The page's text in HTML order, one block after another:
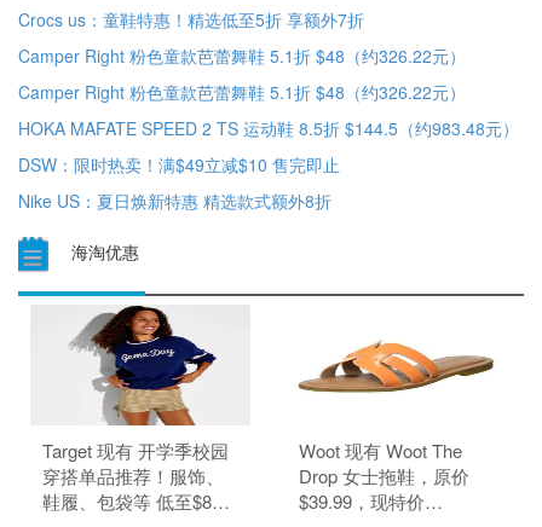
Crocs us：童鞋特惠！精选低至5折 享额外7折
Camper Right 粉色童款芭蕾舞鞋 5.1折 $48（约326.22元）
Camper Right 粉色童款芭蕾舞鞋 5.1折 $48（约326.22元）
HOKA MAFATE SPEED 2 TS 运动鞋 8.5折 $144.5（约983.48元）
DSW：限时热卖！满$49立减$10 售完即止
Nike US：夏日焕新特惠 精选款式额外8折
海淘优惠
Target 现有 开学季校园
穿搭单品推荐！服饰、
鞋履、包袋等 低至$8。
Woot 现有 Woot The
Drop 女士拖鞋，原价
$39.99，现特价